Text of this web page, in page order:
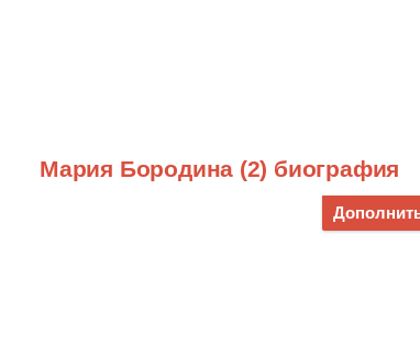
Мария Бородина (2) биография